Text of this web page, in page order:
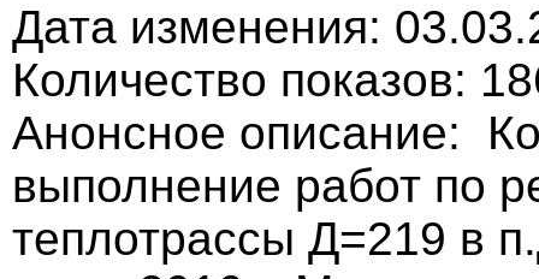
Дата изменения:
Количество показов:
Анонсное описание:
выполнение работ по
теплотрассы Д=219 в